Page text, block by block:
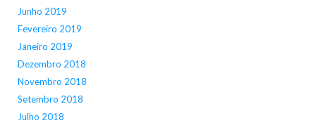
Junho 2019
Fevereiro 2019
Janeiro 2019
Dezembro 2018
Novembro 2018
Setembro 2018
Julho 2018